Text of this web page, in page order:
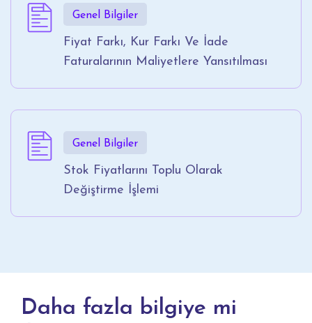
Genel Bilgiler
Fiyat Farkı, Kur Farkı Ve İade
Faturalarının Maliyetlere Yansıtılması
Genel Bilgiler
Stok Fiyatlarını Toplu Olarak
Değiştirme İşlemi
Daha fazla bilgiye mi